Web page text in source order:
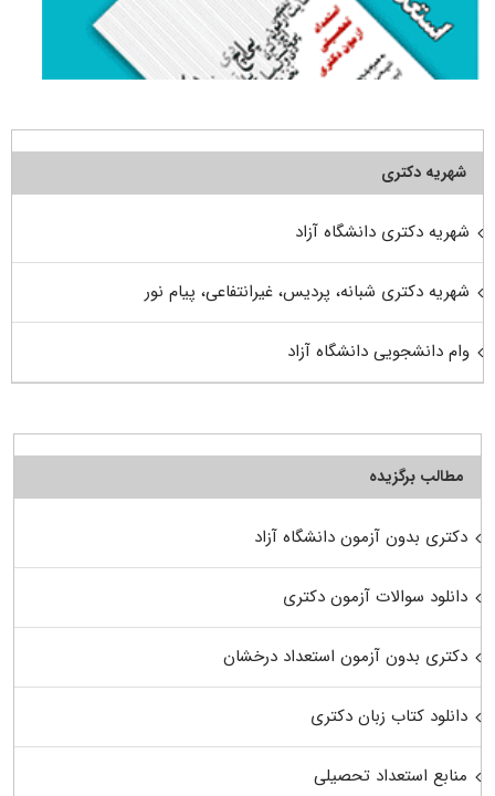
شهریه دکتری
شهریه دکتری دانشگاه آزاد
شهریه دکتری شبانه، پردیس، غیرانتفاعی، پیام نور
وام دانشجویی دانشگاه آزاد
مطالب برگزیده
دکتری بدون آزمون دانشگاه آزاد
دانلود سوالات آزمون دکتری
دکتری بدون آزمون استعداد درخشان
دانلود کتاب زبان دکتری
منابع استعداد تحصیلی